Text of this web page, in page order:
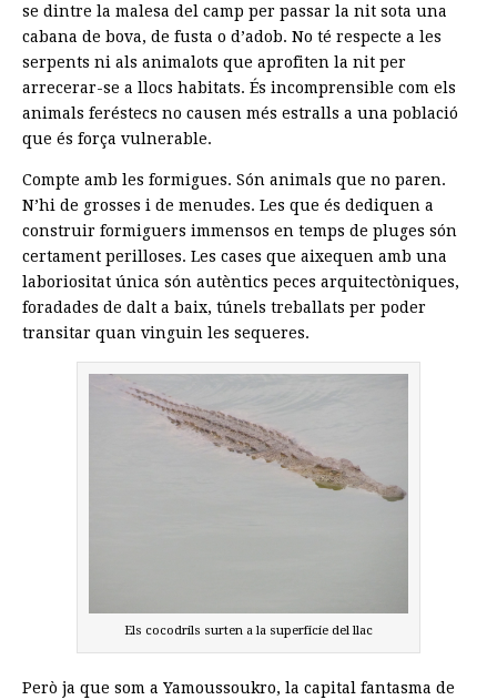
se dintre la malesa del camp per passar la nit sota una
cabana de bova, de fusta o d’adob. No té respecte a les
serpents ni als animalots que aprofiten la nit per
arrecerar-se a llocs habitats. És incomprensible com els
animals feréstecs no causen més estralls a una població
que és força vulnerable.
Compte amb les formigues. Són animals que no paren.
N’hi de grosses i de menudes. Les que és dediquen a
construir formiguers immensos en temps de pluges són
certament perilloses. Les cases que aixequen amb una
laboriositat única són autèntics peces arquitectòniques,
foradades de dalt a baix, túnels treballats per poder
transitar quan vinguin les sequeres.
Els cocodrils surten a la superficie del llac
Però ja que som a Yamoussoukro, la capital fantasma de